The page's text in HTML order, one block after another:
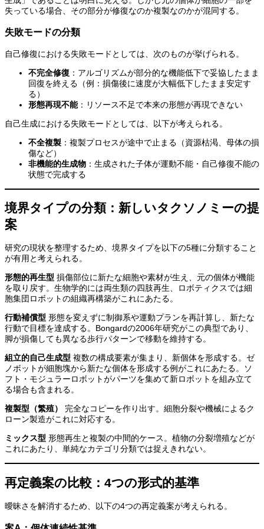
失っている場合、その部分が修復なのか複製なのかが混同する。
失敗モードの分類
自己修復における失敗モードとしては、次のものが挙げられる。
不完全修復 ：アルゴリズムが部分的な機能低下で妥協したまま
回復を終える（例：損傷後に速度が大幅低下したまま安定す
る）
形態再現不能：リソース不足で本来の形態が再現できない
自己生成における失敗モードとしては、以下が考えられる。
不全複製 ：複製プロセスが途中で止まる（資源枯渇、母体の損
傷など）
非機能的生成物 ：生成された子体が運動不能・自己修復不能の
状態で完成する
境界タイプの分類：新しいタクソノミーの提
案
研究の現状を整理するため、境界タイプを以下の5種に分類すること
が有用と考えられる。
形態的再生型 損傷部位に新たな細胞や素材が生え、元の個体が機能
を取り戻す。生物学的には両生類の四肢再生、ロボティクスでは細
胞集団ロボットの組織再構築がこれにあたる。
行動補償型 形態を変えずに制御系や運動プランを再計算し、新たな
行動で目標を達成する。Bongardの2006年研究がこの典型であり、
脚が損傷しても異なる歩行パターンで移動を維持する。
組立的自己生成型 複数の構成要素が集まり、新個体を形成する。ゼ
ノボットが細胞塊から新たな個体を形成する例がこれにあたる。ソ
フト・モジュラーロボットがパーツを集めて新ロボットを組み立て
る場合も含まれる。
複製型（繁殖）
完全なコピーを作り出す。細胞分裂や機械によるク
ローン製造がこれに対応する。
ミックス型 形態再生と複製の中間的ケース。植物の分裂増殖などが
これにあたり、単純なカテゴリ分類では捉えきれない。
再定義案の比較：4つの形式的基準
曖昧さを解消するため、以下の4つの再定義案が考えられる。